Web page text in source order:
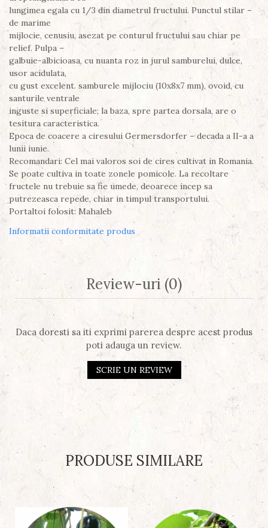
lungimea egala cu 1/3 din diametrul fructului. Punctul stilar –
de marime
mijlocie, cenusiu, asezat pe conturul fructului sau chiar pe
relief. Pulpa –
galbuie-albicioasa, cu nuanta roz in jurul samburelui, dulce,
usor acidulata,
cu gust excelent. samburele mijlociu (10x8x7 mm), ovoid, cu
santurile ventrale
inguste si superficiale; la baza, spre partea dorsala, are o
tesitura caracteristica.
Epoca de coacere a ciresului Germersdorfer – decada a II-a a
lunii iunie.
Recomandari: Cel mai valoros soi de cires cultivat in Romania.
Se poate cultiva in toate zonele pomicole. La recoltare
fructele nu trebuie sa fie umede, deoarece incep sa
putrezeasca repede, chiar in timpul transportului.
Portaltoi folosit: Mahaleb
Informatii conformitate produs
Review-uri (0)
Daca doresti sa iti exprimi parerea despre acest produs
poti adauga un review.
SCRIE UN REVIEW
PRODUSE SIMILARE